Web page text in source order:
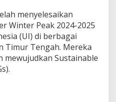
k
S
D
G
d
menyelesaikan
Winter Peak 2024-2025
(UI) di berbagai
Timur Tengah. Mereka
mewujudkan Sustainable